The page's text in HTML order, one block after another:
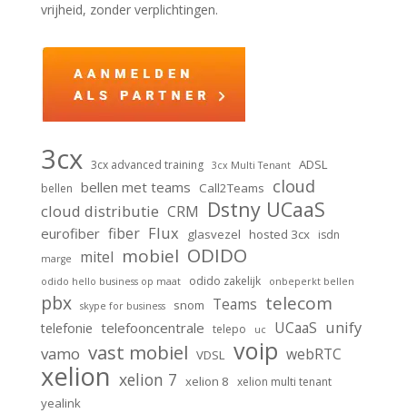
vrijheid, zonder verplichtingen.
3cx 3cx advanced training 3cx Multi Tenant ADSL
bellen bellen met teams Call2Teams cloud
cloud distributie CRM Dstny UCaaS
eurofiber fiber Flux glasvezel hosted 3cx isdn
marge mitel mobiel ODIDO
odido hello business op maat odido zakelijk onbeperkt bellen
pbx skype for business snom Teams telecom
telefonie telefooncentrale telepo uc UCaaS unify
vamo vast mobiel VDSL voip webRTC
xelion xelion 7 xelion 8 xelion multi tenant
yealink